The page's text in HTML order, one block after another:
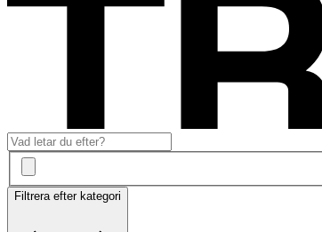
Filtrera efter kategori